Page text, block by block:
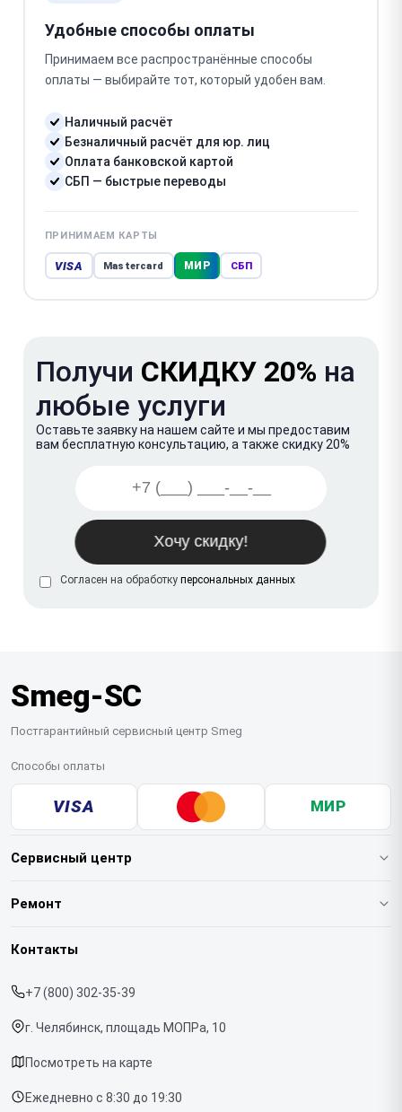
Удобные способы оплаты
Принимаем все распространённые способы
оплаты — выбирайте тот, который удобен вам.
Наличный расчёт
Безналичный расчёт для юр. лиц
Оплата банковской картой
СБП — быстрые переводы
ПРИНИМАЕМ КАРТЫ
VISA Mastercard МИР СБП
Получи СКИДКУ 20% на
любые услуги
Оставьте заявку на нашем сайте и мы предоставим
вам бесплатную консультацию, а также скидку 20%
Согласен на обработку персональных данных
Smeg-SC
Постгарантийный сервисный центр Smeg
Способы оплаты
VISA МИР
Сервисный центр
О нашем сервисе
Срочный ремонт
Доставка и способы оплаты
Диагностика
Контакты
Ремонт
Кофемашин
Контакты
+7 (800) 302-35-39
г. Челябинск, площадь МОПРа, 10
Посмотреть на карте
Ежедневно с 8:30 до 19:30